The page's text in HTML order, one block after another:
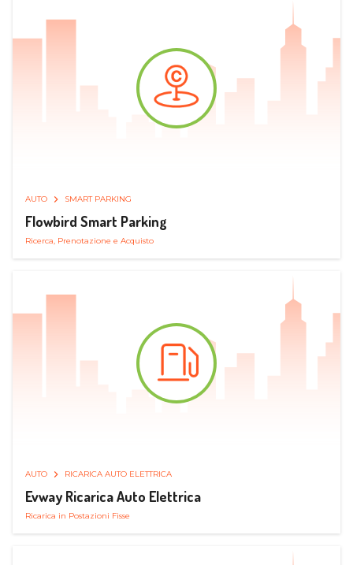
AUTO SMART PARKING
Flowbird Smart Parking
Ricerca, Prenotazione e Acquisto
AUTO RICARICA AUTO ELETTRICA
Evway Ricarica Auto Elettrica
Ricarica in Postazioni Fisse